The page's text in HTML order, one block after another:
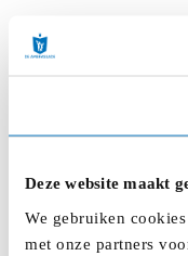
Deze website maakt
We gebruiken
met onze partners